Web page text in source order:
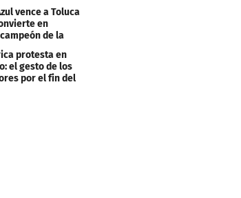
vence a Toluca
en
de la
protesta en
el gesto de los
por el fin del